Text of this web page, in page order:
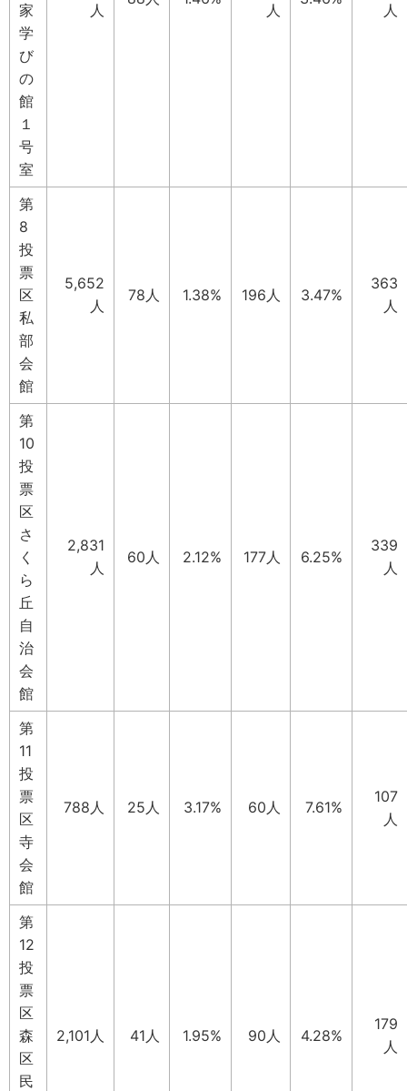
家
学
び
の
館
１
号
室
人 人 人
第
8
投
票
区
私
部
会
館
5,652
人
78人 1.38% 196人 3.47%
363
人
第
10
投
票
区
さ
く
ら
丘
自
治
会
館
2,831
人
60人 2.12% 177人 6.25%
339
人
第
11
投
票
区
寺
会
館
788人 25人 3.17% 60人 7.61%
107
人
第
12
投
票
区
森
区
民
2,101人 41人 1.95% 90人 4.28%
179
人